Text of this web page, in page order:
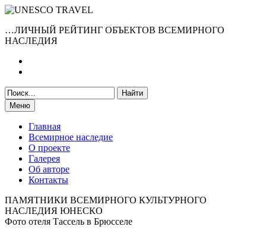
…ЛИЧНЫЙ РЕЙТИНГ ОБЪЕКТОВ ВСЕМИРНОГО
НАСЛЕДИЯ
Меню
Главная
Всемирное наследие
О проекте
Галерея
Об авторе
Контакты
ПАМЯТНИКИ ВСЕМИРНОГО КУЛЬТУРНОГО
НАСЛЕДИЯ ЮНЕСКО
Фото отеля Тассель в Брюсселе